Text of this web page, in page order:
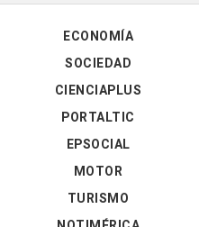
ECONOMÍA
SOCIEDAD
CIENCIAPLUS
PORTALTIC
EPSOCIAL
MOTOR
TURISMO